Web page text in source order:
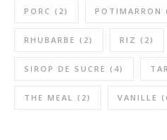
PORC (2) POTIMARRON
RHUBARBE (2) RIZ (2)
SIROP DE SUCRE (4)
THE MEAL (2) VANILLE